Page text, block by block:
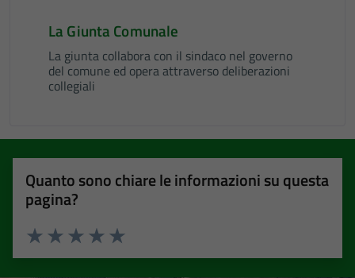
La Giunta Comunale
La giunta collabora con il sindaco nel governo
del comune ed opera attraverso deliberazioni
collegiali
Quanto sono chiare le informazioni su questa
pagina?
Valuta 5 stelle su 5
Valuta 4 stelle su 5
Valuta 3 stelle su 5
Valuta 2 stelle su 5
Valuta 1 stelle su 5